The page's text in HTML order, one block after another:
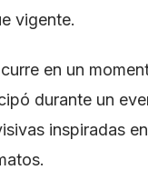
vigente.
en un
durante un
inspiradas